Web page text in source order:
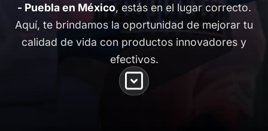
- Puebla en México, estás en el lugar correcto.
Aquí, te brindamos la oportunidad de mejorar tu
calidad de vida con productos innovadores y
efectivos.